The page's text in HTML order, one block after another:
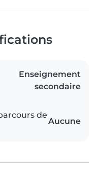
Enseignement
secondaire
de
Aucune